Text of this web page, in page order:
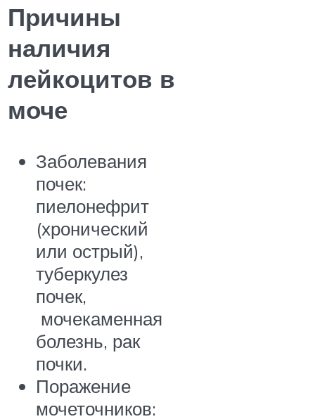
Причины
наличия
лейкоцитов в
моче
Заболевания
почек:
пиелонефрит
(хронический
или острый),
туберкулез
почек,
мочекаменная
болезнь, рак
почки.
Поражение
мочеточников: